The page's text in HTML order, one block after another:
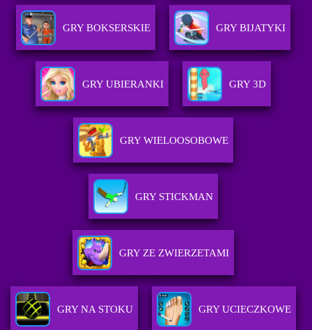
GRY BOKSERSKIE GRY BIJATYKI
GRY UBIERANKI GRY 3D
GRY WIELOOSOBOWE
GRY STICKMAN
GRY ZE ZWIERZETAMI
GRY NA STOKU GRY UCIECZKOWE